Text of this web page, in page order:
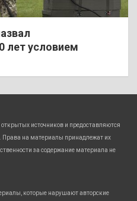
лет условием
источников и предоставляются
Права на материалы принадлежат их
за содержание материала не
которые нарушают авторские